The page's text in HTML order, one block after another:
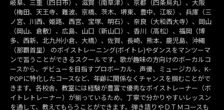
岐阜、三重（四日市）、滋賀（南草津）、京都（四条烏丸）、大阪
（梅田、天王寺、難波、京橋、茨木、堺東、豊中、江坂）、兵庫（三
ノ宮、川西、姫路、西宮、宝塚、明石）、奈良（大和西大寺）、岡山
（岡山、倉敷）、広島、山口（新山口）、香川（高松）、福岡（博
多、西新、北九州小倉、大橋）、佐賀、長崎、熊本、鹿児島、沖縄
（那覇首里） のボイストレーニング(ボイトレ)やダンスをマンツーマ
ンで習うことができるスクールです。歌が趣味の方向けのボーカルコ
ースから、デビューを目指すプロボーカル、声優、ミュージカル、K-
POPに特化したコースなど、年齢に関係なくチャンスを掴むことがで
きます。各校舎、教室には経験が豊富で優秀なボイストレーナー（ボ
イトレトレーナー）が揃っているため、丁寧で分かりやすいレッスン
を通して、教えてもらうことができます。弾き語りやＤＴＭコースも